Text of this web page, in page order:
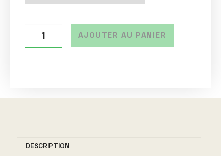
AJOUTER AU PANIER
a
DESCRIPTION